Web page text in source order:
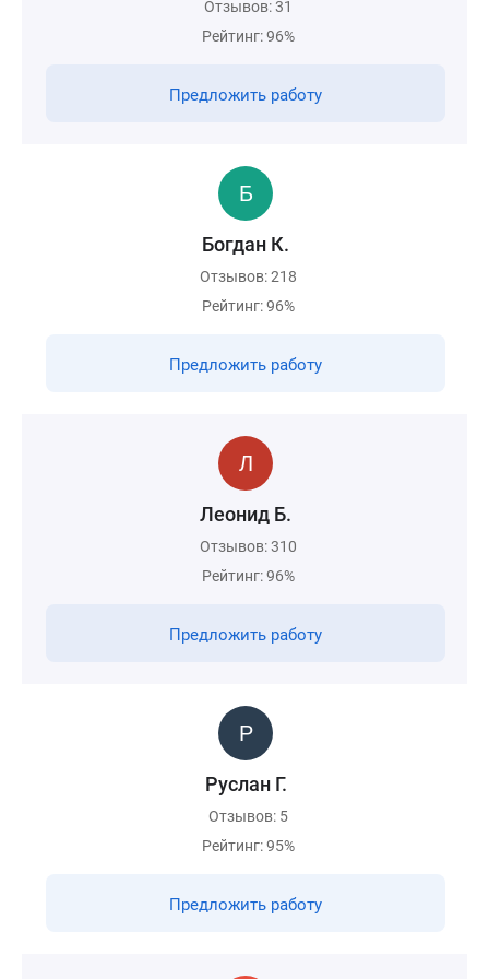
Отзывов: 31
Рейтинг: 96%
Предложить работу
Богдан К.
Отзывов: 218
Рейтинг: 96%
Предложить работу
Леонид Б.
Отзывов: 310
Рейтинг: 96%
Предложить работу
Руслан Г.
Отзывов: 5
Рейтинг: 95%
Предложить работу